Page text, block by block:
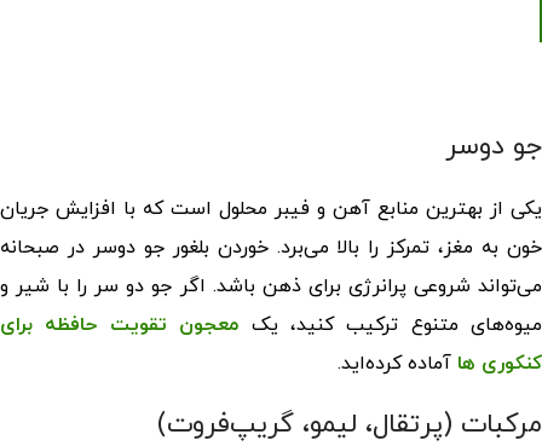
جو دوسر
یکی از بهترین منابع آهن و فیبر محلول است که با افزایش جریان
خون به مغز، تمرکز را بالا می‌برد. خوردن بلغور جو دوسر در صبحانه
می‌تواند شروعی پرانرژی برای ذهن باشد. اگر جو دو سر را با شیر و
میوه‌های متنوع ترکیب کنید، یک معجون تقویت حافظه برای
کنکوری ها آماده کرده‌اید.
مرکبات (پرتقال، لیمو، گریپ‌فروت)